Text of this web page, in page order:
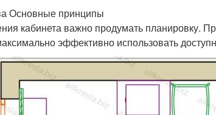
Основные принципы
кабинета важно продумать планировку.
эффективно использовать